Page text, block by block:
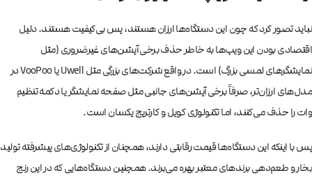
نباید تصور کرد که چون این دستگاه‌ها ارزان هستند، پس بی‌کیفیت هستند. دلیل
اقتصادی بودن این ویپ‌ها به خاطر حذف برخی آپشن‌های غیرضروری (مثل
نمایشگرهای لمسی بزرگ) است. در واقع شرکت‌های بزرگی مثل Uwell یا VooPoo در
مدل‌های ارزان‌تر، صرفاً برخی آپشن‌های جانبی مثل صفحه نمایشگر یا دکمه تنظیم
وات را حذف می‌کنند، اما تکنولوژی کویل و کارتریج یکسان است.
پس با اینکه این دستگاه‌ها قیمت رقابتی دارند، همچنان از تکنولوژی‌های پیشرفته تولید
بخار و طعم‌دهی برندهای معتبر بهره می‌برند. همچنین دستگاه‌هایی که در این رنج